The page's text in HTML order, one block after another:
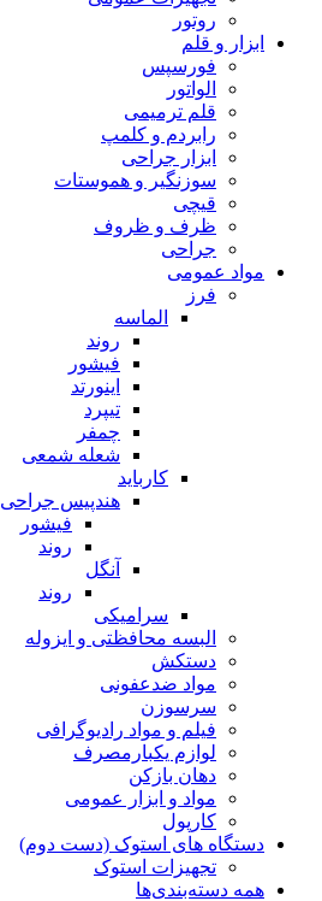
روتور
ابزار و قلم
فورسپس
الواتور
قلم ترمیمی
رابردم و کلمپ
ابزار جراحی
سوزنگیر و هموستات
قیچی
ظرف و ظروف
جراحی
مواد عمومی
فرز
الماسه
روند
فیشور
اینورتد
تیپرد
چمفر
شعله شمعی
کارباید
هندپیس جراحی
فیشور
روند
آنگل
روند
سرامیکی
البسه محافظتی و ایزوله
دستکش
مواد ضدعفونی
سرسوزن
فیلم و مواد رادیوگرافی
لوازم یکبارمصرف
دهان بازکن
مواد و ابزار عمومی
کارپول
دستگاه های استوک (دست دوم)
تجهیزات استوک
همه دسته‌بندی‌ها